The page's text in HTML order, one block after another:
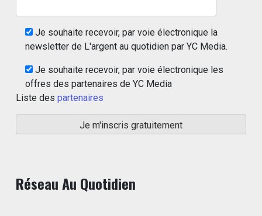
Je souhaite recevoir, par voie électronique la
newsletter de L'argent au quotidien par YC Media.
Je souhaite recevoir, par voie électronique les
offres des partenaires de YC Media
Liste des partenaires
Réseau Au Quotidien